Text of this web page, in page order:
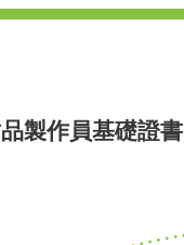
製作員基礎證書